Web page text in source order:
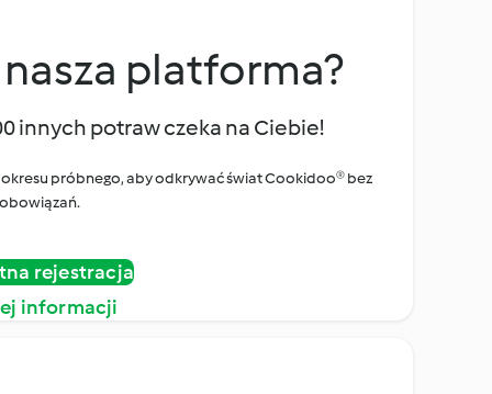
platforma?
innych potraw czeka na Ciebie!
próbnego, aby odkrywać świat Cookidoo® bez
rejestracja
informacji